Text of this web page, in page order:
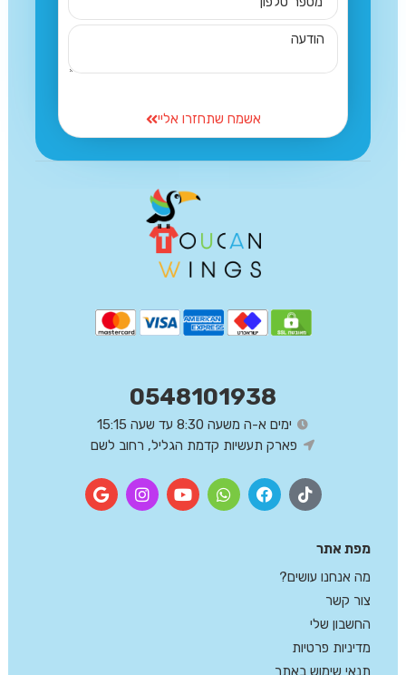
אשמח שתחזרו אליי
מפת אתר
מה אנחנו עושים?
צור קשר
החשבון שלי
מדיניות פרטיות
תנאי שימוש באתר
0548101938
ימים א-ה משעה 8:30 עד שעה 15:15
פארק תעשיות קדמת הגליל, רחוב לשם